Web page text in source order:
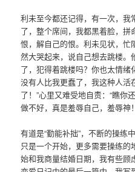
利未至今都还记得，有一次，
了，整个席间，我都黑着脸，
恨，解自己的恨。利未见状，
然大哭起来，说自己想去跳楼。
了，犯得着跳楼吗？你也太情绪
没有人比我更蠢了，我这种人
了！”心里又难受地自责：“瞧你
做不好，真是羞辱自己，羞辱神
有道是“勤能补拙”，不断的操练
只是一个开始，更多需要操练
始和我商量结婚日期，我有些